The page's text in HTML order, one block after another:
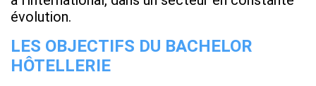
évolution.
LES OBJECTIFS DU BACHELOR
HÔTELLERIE